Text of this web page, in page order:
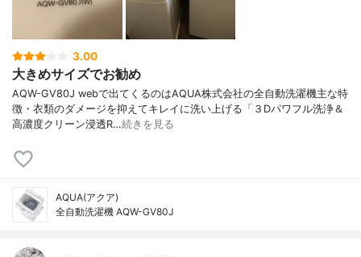
3.00
大きめサイズでお勧め
AQW-GV80J webで出てくるのはAQUA株式会社の全自動洗濯機主な特
徴・衣類のダメージを抑えてキレイに洗い上げる「３Dパワフル洗浄＆
高濃度クリーン浸透R…続きを見る
AQUA(アクア)
全自動洗濯機 AQW-GV80J